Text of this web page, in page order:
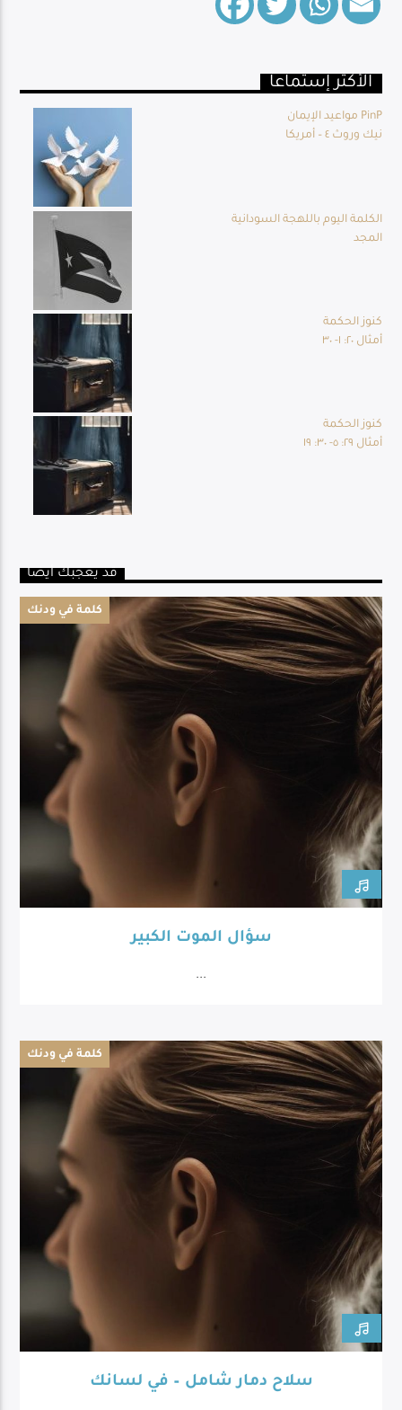
الأكثر إستماعا
مواعيد الإيمان PinP
نيك وروث ٤ – أمريكا
الكلمة اليوم باللهجة السودانية
المجد
كنوز الحكمة
أمثال ٢٠: ١- ٣٠
كنوز الحكمة
أمثال ٢٩: ٥- ٣٠: ١٩
قد يعجبك أيضا
كلمة في ودنك
سؤال الموت الكبير
...
كلمة في ودنك
سلاح دمار شامل – في لسانك